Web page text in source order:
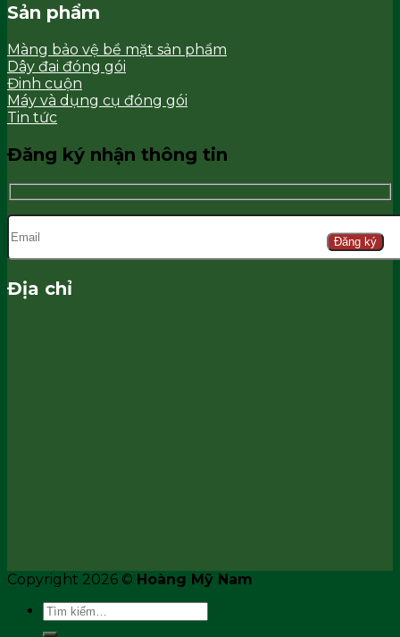
Sản phẩm
Màng bảo vệ bề mặt sản phẩm
Dây đai đóng gói
Đinh cuộn
Máy và dụng cụ đóng gói
Tin tức
Đăng ký nhận thông tin
Đăng ký
Địa chỉ
Copyright 2026 © Hoàng Mỹ Nam
Tìm